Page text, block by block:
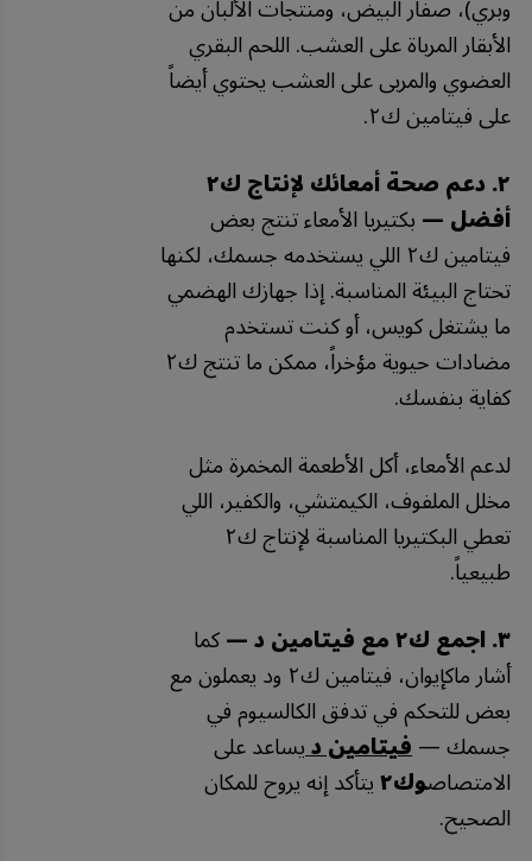
وبري)، صفار البيض، ومنتجات الألبان من
الأبقار المرباة على العشب. اللحم البقري
العضوي والمربى على العشب يحتوي أيضاً
على فيتامين ك٢.
٢. دعم صحة أمعائك لإنتاج ك٢
أفضل —بكتيريا الأمعاء تنتج بعض
فيتامين ك٢ اللي يستخدمه جسمك، لكنها
تحتاج البيئة المناسبة. إذا جهازك الهضمي
ما يشتغل كويس، أو كنت تستخدم
مضادات حيوية مؤخراً، ممكن ما تنتج ك٢
كفاية بنفسك.
لدعم الأمعاء، أكل الأطعمة المخمرة مثل
مخلل الملفوف، الكيمتشي، والكفير، اللي
تعطي البكتيريا المناسبة لإنتاج ك٢
طبيعياً.
٣. اجمع ك٢ مع فيتامين د —
كما
أشار ماكإيوان، فيتامين ك٢ ود يعملون مع
بعض للتحكم في تدفق الكالسيوم في
جسمك —فيتامين ديساعد على
الامتصاصوك٢ يتأكد إنه يروح للمكان
الصحيح.